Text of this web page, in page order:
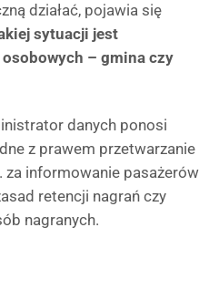
działać, pojawia się
sytuacji jest
– gmina czy
danych ponosi
z prawem przetwarzanie
za informowanie pasażerów
retencji nagrań czy
nagranych.